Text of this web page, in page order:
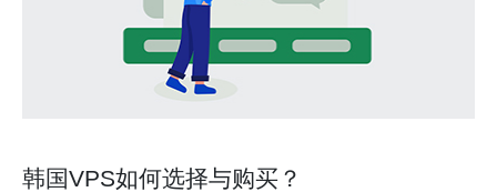
韩国VPS如何选择与购买？